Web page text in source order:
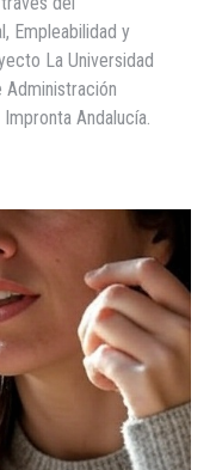
Empleabilidad y
La Universidad
Administración
Andalucía.